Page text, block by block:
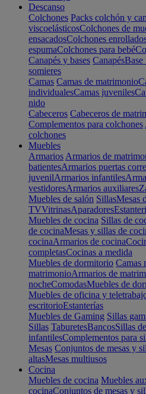
Descanso
Colchones Packs colchón y
viscoelásticosColchones de
ensacadosColchones
espumaColchones para bebé
Canapés y bases CanapésBase
somieres
Camas Camas de matrimonio
individualesCamas juveniles
nido
Cabeceros Cabeceros de
Complementos para colchones
colchones
Muebles
Armarios Armarios de
batientesArmarios puertas
juvenilArmarios infantiles
vestidoresArmarios auxiliares
Muebles de salón SillasMesas
TVVitrinasAparadores
Muebles de cocina Sillas de
de cocinaMesas y sillas de
cocinaArmarios de cocina
completasCocinas a medida
Muebles de dormitorio Camas
matrimonioArmarios de
nocheComodasMuebles de
Muebles de oficina y
escritorioEstanterías
Muebles de Gaming Sillas
Sillas TaburetesBancosSillas
infantilesComplementos para
Mesas Conjuntos de mesas y
altasMesas multiusos
Cocina
Muebles de cocina Muebles
cocinaConjuntos de mesas y